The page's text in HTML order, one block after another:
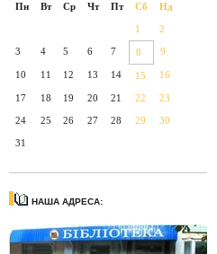
Пн
Вт Ср Чт Пт Сб Нд
1 2
3 4 5 6 7 8 9
10 11 12 13 14 15 16
17 18 19 20 21 22 23
24 25 26 27 28 29 30
31
НАША АДРЕСА: